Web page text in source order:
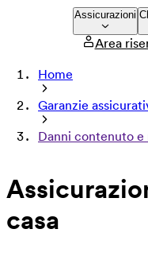
Company
Press
Careers
Assicurazioni
Area
Home
Garanzie
Danni contenuto e
casa